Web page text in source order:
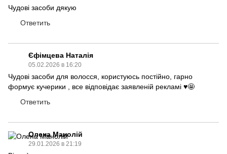
Чудові засоби дякую
Ответить
Єфімцева Наталія
05.02.2026 в 16:20
Чудові засоби для волосся, користуюсь постійно, гарно
формує кучерики , все відповідає заявленій рекламі ♥️🤩
Ответить
Олена Манолій
29.01.2026 в 21:19